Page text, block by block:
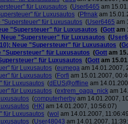
für Luxusautos (User6465 am
für Luxusautos (Pfrnak am
"Supersteuer" für Luxusautos (User6465 am
"Supersteuer" für Luxusautos (Gott am
Neue "Supersteuer" für Luxusautos (
Neue "Supersteuer" für Luxusautos (
"Supersteuer" für Luxusautos (Gott am
für Luxusautos (Gott am
für Luxusautos (eumega am 14.01.2007,
für Luxusautos (Forfi am 15.01.2007,
für Luxusautos (dEUS@offline am
für Luxusautos (extrem_oaga_nick am
(computerherby am 14.01.2007,
(HKI am 14.01.2007, 10:56:07)
für Luxusautos (wol am 14.01.2007,
(User48043 am 14.01.2007,